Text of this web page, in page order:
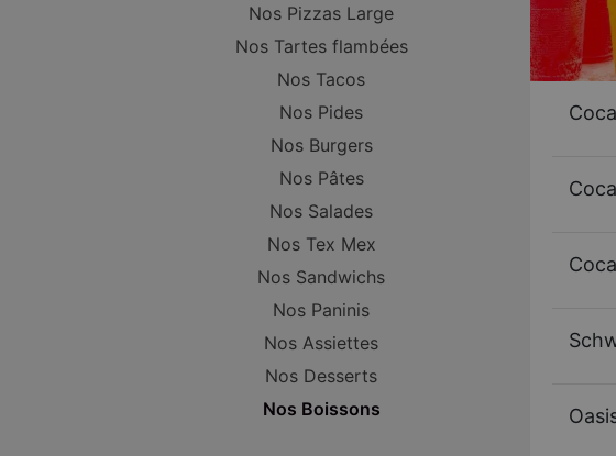
Nos Pizzas Large
Nos Tartes flambées
Nos Tacos
Nos Pides
Nos Burgers
Nos Pâtes
Nos Salades
Nos Tex Mex
Nos Sandwichs
Nos Paninis
Nos Assiettes
Nos Desserts
Nos Boissons